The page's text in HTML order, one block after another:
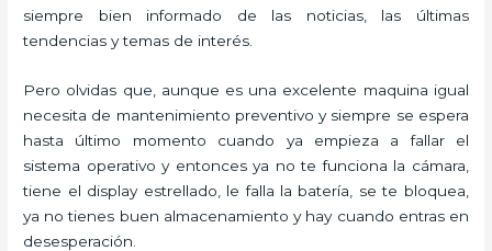
siempre bien informado de las noticias, las últimas
tendencias y temas de interés.
Pero olvidas que, aunque es una excelente maquina igual
necesita de mantenimiento preventivo y siempre se espera
hasta último momento cuando ya empieza a fallar el
sistema operativo y entonces ya no te funciona la cámara,
tiene el display estrellado, le falla la batería, se te bloquea,
ya no tienes buen almacenamiento y hay cuando entras en
desesperación.